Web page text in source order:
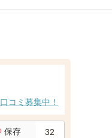
口コミ募集中！
保存 32